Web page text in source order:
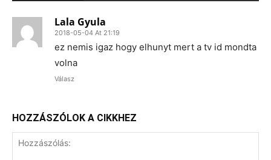
Lala Gyula
2018-05-04 At 21:19
ez nemis igaz hogy elhunyt mert a tv id mondta
volna
Válasz
HOZZÁSZÓLOK A CIKKHEZ